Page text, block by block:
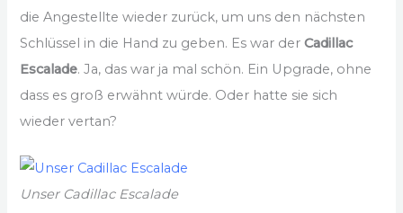
die Angestellte wieder zurück, um uns den nächsten
Schlüssel in die Hand zu geben. Es war derCadillac
Escalade. Ja, das war ja mal schön. Ein Upgrade, ohne
dass es groß erwähnt würde. Oder hatte sie sich
wieder vertan?
Unser Cadillac Escalade